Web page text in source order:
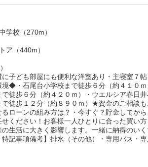
学校（270m）
ア（440m）
子ども部屋にも便利な洋室あり・主寝室７
◆・石尾台小学校まで徒歩６分（約４１０
徒歩６分（約４２０ｍ）・ウエルシア春日
で徒歩１２分（約８９０ｍ）★資金のご相談
ローンの組み方は？・今すぐ？貯金してか
ください！お客様一人ひとりに合った買い
生活に大きく影響します。一緒に納得のい
記事項備考】排水（その他）・専用バス・